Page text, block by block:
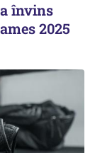
învins
2025